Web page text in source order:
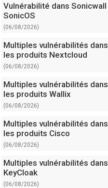
Vulnérabilité dans Sonicwall
SonicOS
(06/08/2026)
Multiples vulnérabilités dans
les produits Nextcloud
(06/08/2026)
Multiples vulnérabilités dans
les produits Wallix
(06/08/2026)
Multiples vulnérabilités dans
les produits Cisco
(06/08/2026)
Multiples vulnérabilités dans
KeyCloak
(06/08/2026)